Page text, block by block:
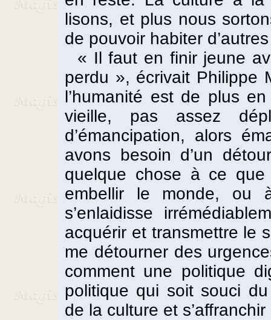
lisons, et plus nous
de pouvoir habiter
« Il faut en finir jeune
perdu », écrivait Philippe
l’humanité est de plus
vieille, pas assez
d’émancipation, alors
avons besoin d’un
quelque chose à ce
embellir le monde, ou
s’enlaidisse
acquérir et transmettre le
me détourner des
comment une politique
politique qui soit souci
de la culture et